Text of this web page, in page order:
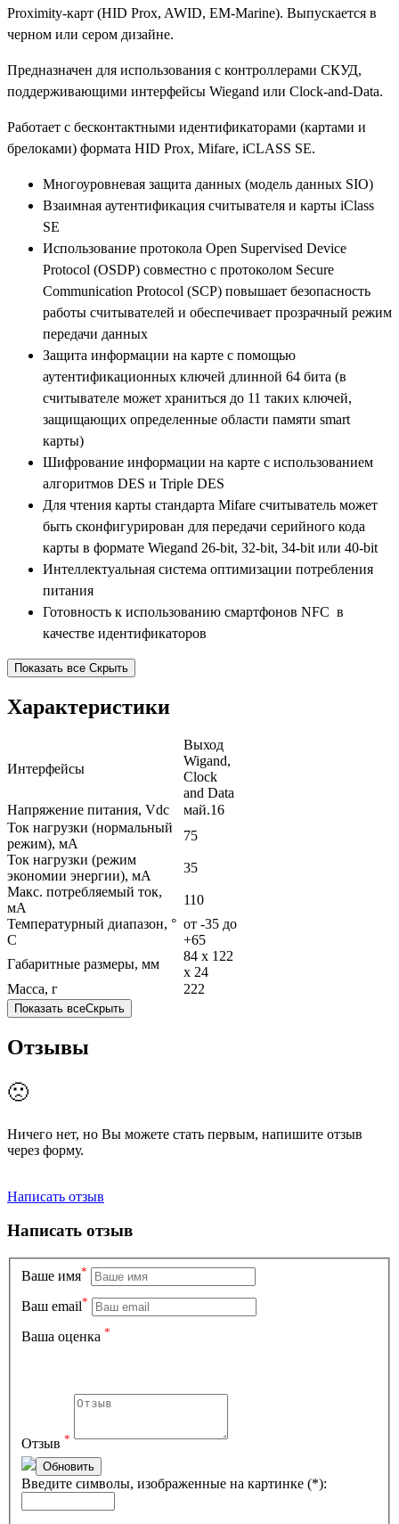
Proximity-карт (HID Prox, AWID, EM-Marine). Выпускается в
черном или сером дизайне.
Предназначен для использования с контроллерами СКУД,
поддерживающими интерфейсы Wiegand или Clock-and-Data.
Работает с бесконтактными идентификаторами (картами и
брелоками) формата HID Prox, Mifare, iCLASS SE.
Многоуровневая защита данных (модель данных SIO)
Взаимная аутентификация считывателя и карты iClass
SE
Использование протокола Open Supervised Device
Protocol (OSDP) совместно с протоколом Secure
Communication Protocol (SCP) повышает безопасность
работы считывателей и обеспечивает прозрачный режим
передачи данных
Защита информации на карте с помощью
аутентификационных ключей длинной 64 бита (в
считывателе может храниться до 11 таких ключей,
защищающих определенные области памяти smart
карты)
Шифрование информации на карте с использованием
алгоритмов DES и Triple DES
Для чтения карты стандарта Mifare считыватель может
быть сконфигурирован для передачи серийного кода
карты в формате Wiegand 26-bit, 32-bit, 34-bit или 40-bit
Интеллектуальная система оптимизации потребления
питания
Готовность к использованию смартфонов NFC в
качестве идентификаторов
Показать все Скрыть
Характеристики
Интерфейсы
Выход
Wigand,
Clock
and Data
Напряжение питания, Vdc
май.16
Ток нагрузки (нормальный
режим), мА
75
Ток нагрузки (режим
экономии энергии), мА
35
Макс. потребляемый ток,
мА
110
Температурный диапазон, °
C
от -35 до
+65
Габаритные размеры, мм
84 x 122
x 24
Масса, г
222
Показать всеСкрыть
Отзывы
🙁
Ничего нет, но Вы можете стать первым, напишите отзыв
через форму.
Написать отзыв
Написать отзыв
Вашe имя*
Ваш email*
Ваша оценка *
Отзыв *
Обновить
Введите символы, изображенные на картинке (*):